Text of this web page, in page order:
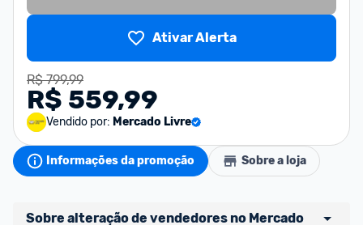
Ativar Alerta
R$ 799,99
R$ 559,99
Vendido por: Mercado Livre
Informações da promoção Sobre a loja
Sobre alteração de vendedores no Mercado